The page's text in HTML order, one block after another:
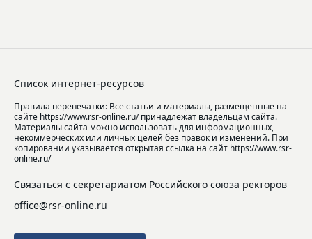
Список интернет-ресурсов
Правила перепечатки: Все статьи и материалы, размещенные на
сайте https://www.rsr-online.ru/ принадлежат владельцам сайта.
Материалы сайта можно использовать для информационных,
некоммерческих или личных целей без правок и изменений. При
копировании указывается открытая ссылка на сайт https://www.rsr-
online.ru/
Связаться с секретариатом Российского союза ректоров
office@rsr-online.ru